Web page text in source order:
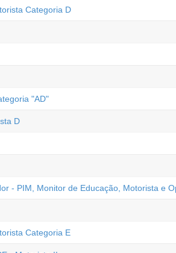
Categoria D
"AD"
D
- PIM, Monitor de Educação, Motorista e
Categoria E